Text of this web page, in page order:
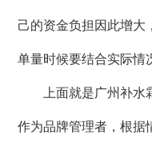
己的资金负担因此增大
单量时候要结合实际情
上面就是广州补水霜
作为品牌管理者，根据